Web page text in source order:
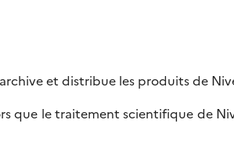
et distribue les produits de
que le traitement scientifique de